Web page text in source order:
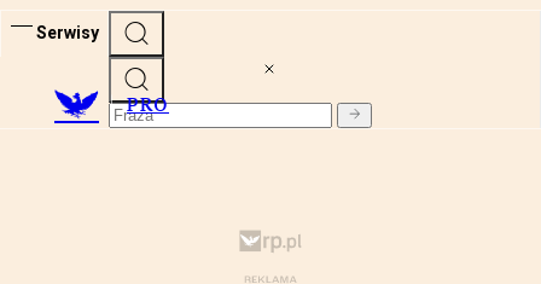
Serwisy
PRO